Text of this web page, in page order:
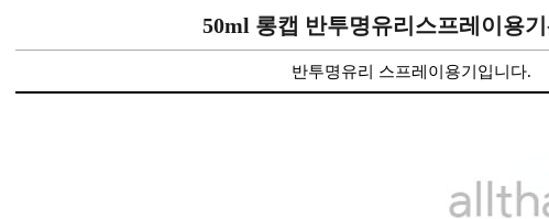
50ml 롱캡 반투명유리스프레이 용
반투명유리 스프레이용기입니다.